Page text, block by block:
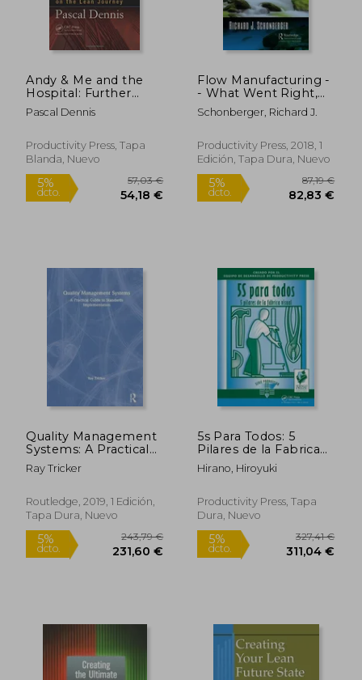
5%
dcto. 36,05 €
5%
dcto.
Andy & Me and the
Hospital: Further
Adventures on the
Lean Journey
Pascal Dennis
Productivity Press, Tapa
Blanda, Nuevo
Flow Manufacturing -
- What Went Right,
What Went Wrong:
101 Mini-Case Studies
Successes and
Failures (en Inglés)
Schonberger, Richard J.
Productivity Press, 2018, 1
Edición, Tapa Dura, Nuevo
Quality Management
Systems: A Practical
Guide to Standards
Implementation (en
Ray Tricker
Routledge, 2019, 1 Edición,
Tapa Dura, Nuevo
5s Para Todos: 5
Pilares de la Fabrica
Visual (en Inglés)
Hirano, Hiroyuki
Productivity Press, Tapa
Dura, Nuevo